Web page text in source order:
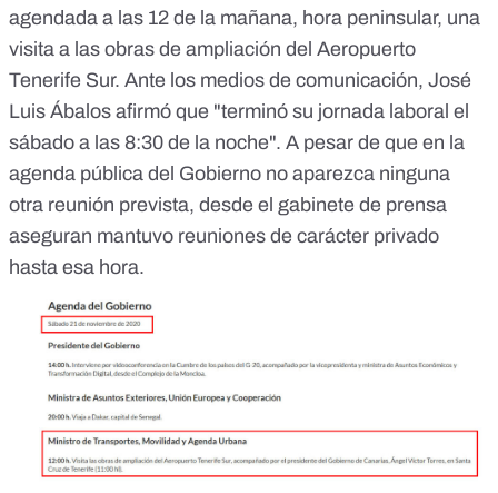
agendada a las 12 de la mañana, hora peninsular, una
visita a las obras de ampliación del Aeropuerto
Tenerife Sur. Ante los medios de comunicación, José
Luis Ábalos afirmó que "terminó su jornada laboral el
sábado a las 8:30 de la noche". A pesar de que en la
agenda pública del Gobierno no aparezca ninguna
otra reunión prevista, desde el gabinete de prensa
aseguran mantuvo reuniones de carácter privado
hasta esa hora.